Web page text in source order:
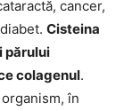
cancer,
Cisteina
părului
colagenul.
în